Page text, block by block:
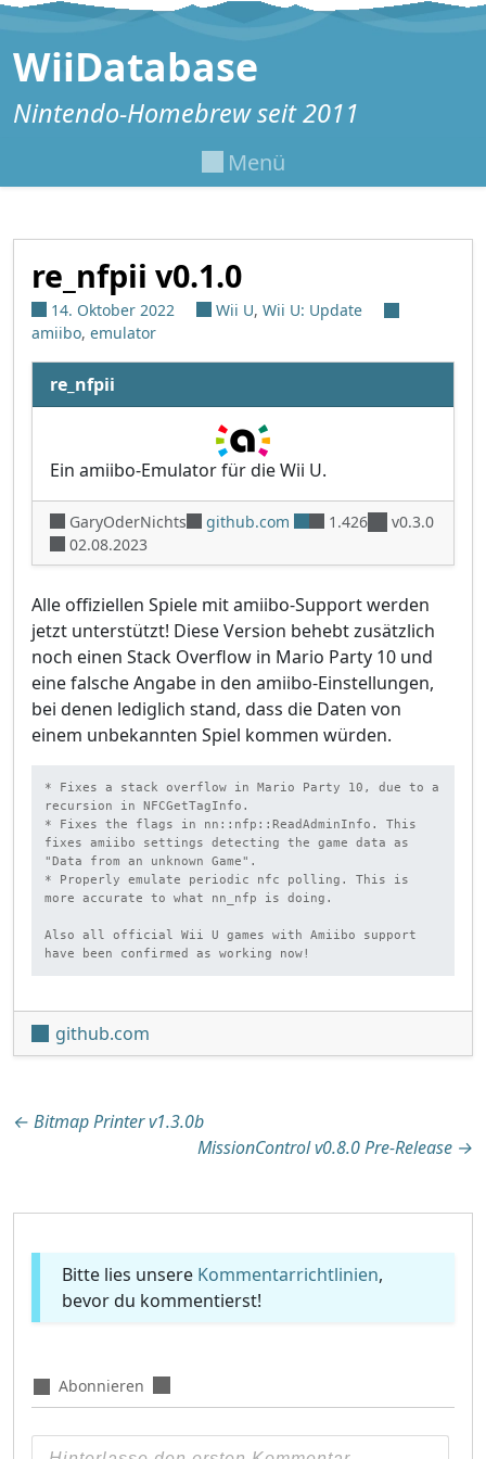
Zum Inhalt springen
WiiDatabase
Nintendo-Homebrew seit 2011
Menü
re_nfpii v0.1.0
14. Oktober 2022 Wii U, Wii U: Update
amiibo, emulator
re_nfpii
Ein amiibo-Emulator für die Wii U.
GaryOderNichts github.com 1.426
v0.3.0
02.08.2023
Alle offiziellen Spiele mit amiibo-Support werden
jetzt unterstützt! Diese Version behebt zusätzlich
noch einen Stack Overflow in Mario Party 10 und
eine falsche Angabe in den amiibo-Einstellungen,
bei denen lediglich stand, dass die Daten von
einem unbekannten Spiel kommen würden.
* Fixes a stack overflow in Mario Party 10, due to a
recursion in NFCGetTagInfo.
* Fixes the flags in nn::nfp::ReadAdminInfo. This
fixes amiibo settings detecting the game data as
"Data from an unknown Game".
* Properly emulate periodic nfc polling. This is
more accurate to what nn_nfp is doing.
Also all official Wii U games with Amiibo support
have been confirmed as working now!
github.com
Beitragsnavigation
← Bitmap Printer v1.3.0b
MissionControl v0.8.0 Pre-Release →
Bitte lies unsere Kommentarrichtlinien,
bevor du kommentierst!
Abonnieren